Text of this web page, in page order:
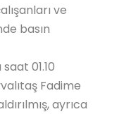
ve
basın
01.10
Fadime
ayrıca